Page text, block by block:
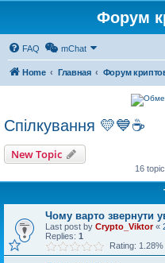
Форум
FAQ mChat
Home Главная Форум
Спілкування 💛💙☕
New Topic
16
Чому варто звернути
Last post by Crypto_Viktor«
Replies: 1
Rating: 1.28%